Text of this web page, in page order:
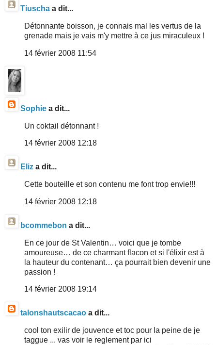
Tiuscha a dit...
Détonnante boisson, je connais mal les vertus de la
grenade mais je vais m'y mettre à ce jus miraculeux !
14 février 2008 11:54
Sophie a dit...
Un coktail détonnant !
14 février 2008 12:18
Eliz a dit...
Cette bouteille et son contenu me font trop envie!!!
14 février 2008 12:18
bcommebon a dit...
En ce jour de St Valentin… voici que je tombe
amoureuse… de ce charmant flacon et si l'élixir est à
la hauteur du contenant… ça pourrait bien devenir une
passion !
14 février 2008 19:14
talonshautscacao a dit...
cool ton exilir de jouvence et toc pour la peine de je
taggue ... vas voir le reglement par ici